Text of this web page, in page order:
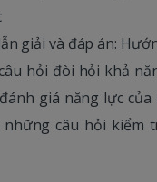
giải và đáp án:
hỏi đòi hỏi khả
giá năng lực của
những câu hỏi kiểm